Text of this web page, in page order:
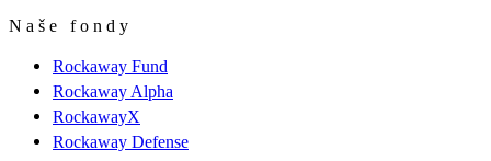
Naše fondy
Rockaway Fund
Rockaway Alpha
RockawayX
Rockaway Defense